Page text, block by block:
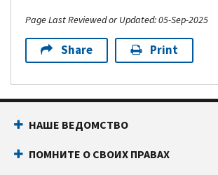
Page Last Reviewed or Updated: 05-Sep-2025
Share Print
НАШЕ ВЕДОМСТВО
ПОМНИТЕ О СВОИХ ПРАВАХ